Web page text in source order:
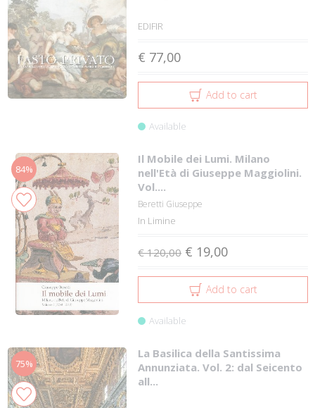
EDIFIR
€ 77,00
Add to cart
Available
84%
Il Mobile dei Lumi. Milano
nell'Età di Giuseppe Maggiolini.
Vol....
Beretti Giuseppe
In Limine
€ 120,00 € 19,00
Add to cart
Available
75%
La Basilica della Santissima
Annunziata. Vol. 2: dal Seicento
all...